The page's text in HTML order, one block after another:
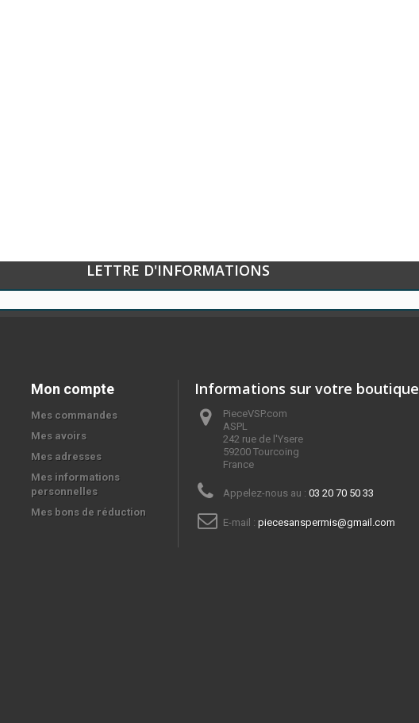
LETTRE D'INFORMATIONS
Mon compte
Mes commandes
Mes avoirs
Mes adresses
Mes informations
personnelles
Mes bons de réduction
Informations sur votre boutique
PieceVSP.com
ASPL
242 rue de l'Ysere
59200 Tourcoing
France
Appelez-nous au : 03 20 70 50 33
E-mail : piecesanspermis@gmail.com